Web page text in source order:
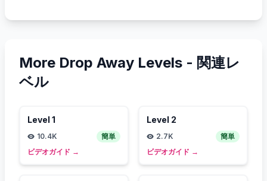
More Drop Away Levels - 関連レ
ベル
Level 1
10.4K
簡単
ビデオガイド →
Level 2
2.7K
簡単
ビデオガイド →